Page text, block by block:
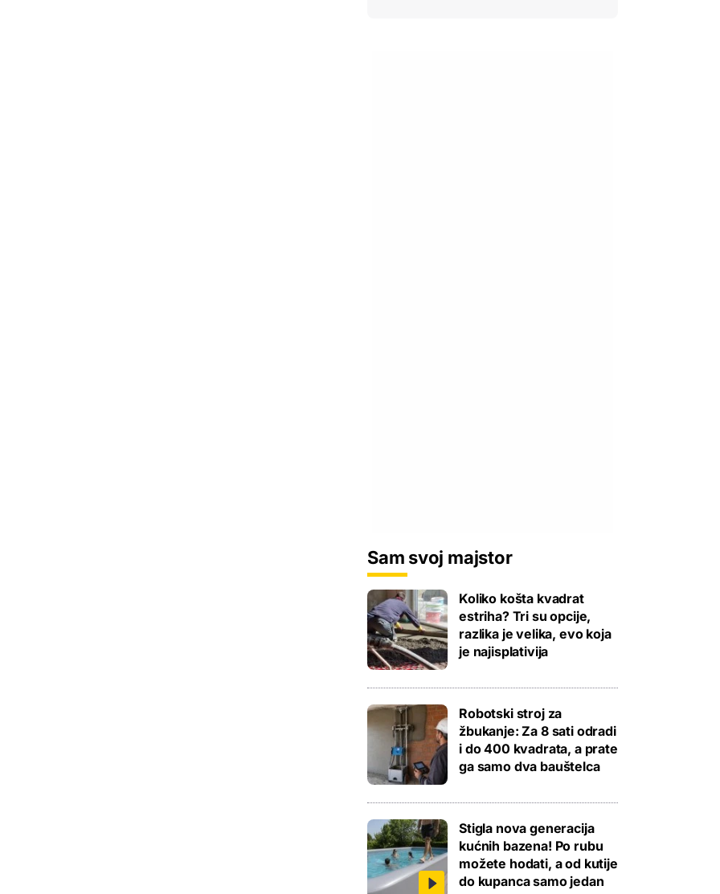
Sam svoj majstor
Koliko košta kvadrat
estriha? Tri su opcije,
razlika je velika, evo koja
je najisplativija
Robotski stroj za
žbukanje: Za 8 sati odradi
i do 400 kvadrata, a prate
ga samo dva bauštelca
Stigla nova generacija
kućnih bazena! Po rubu
možete hodati, a od kutije
do kupanca samo jedan